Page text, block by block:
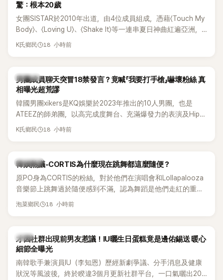
驚：根本20歲
女團SISTAR於2010年出道，由4位成員組成，憑藉〈Touch My
Body〉、〈Loving U〉、〈Shake It〉等一連串夏日神曲紅遍亞洲，
獲封「夏日女王」。不過，團體在出道滿7年後宣布解散，成員各
不僅展現兩人多年不變的好交情，她幾乎素顏入鏡的真實模
樣，也意外掀起網友熱議。
K氏鄉民 18 小時前
K-POP
男團成員聊天突冒18禁發言？竟喊「我要打手槍」嚇壞粉絲 真
相曝光超荒謬
韓國男團xikers是KQ娛樂於2023年推出的10人男團，也是
ATEEZ的師弟團，以高完成度舞台、充滿爆發力的表演及Hip-
Hop風格聞名，出道後迅速累積大批海內外粉絲，近年也陸續
K氏鄉民 18 小時前
熱議討論
韓娛熱議-CORTIS為什麼現在跳舞都這麼隨便？
原PO身為CORTIS的粉絲，對於他們在演唱會和Lollapalooza
音樂節上跳舞過於隨便感到不滿，認為舞蹈是他們走紅的重要
原因，希望他們能更認真地表演。
泡菜鄉民 18 小時前
韓星
才因社群出現前男友惹議！IU曬生日蛋糕竟是邊佑錫送 暖心
細節全曝光
南韓歌手兼演員IU（李知恩）歷經新劇爭議、分手消息及健康
狀況等風波後，終於睽違3個月更新社群平台，一口氣曬出20